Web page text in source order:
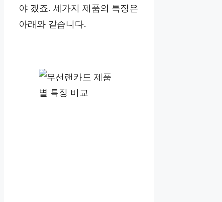
야 겠죠. 세가지 제품의 특징은
아래와 같습니다.